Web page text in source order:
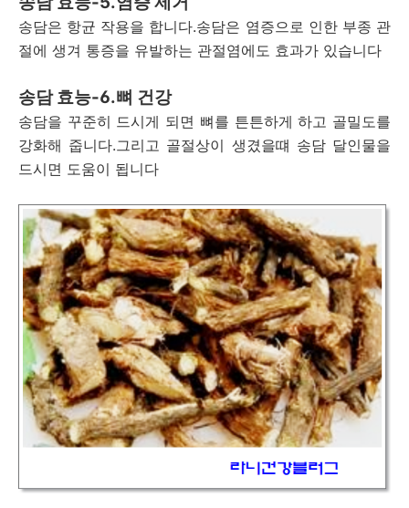
송담은 항균 작용을 합니다.송담은 염증으로 인한 부종 관
절에 생겨 통증을 유발하는 관절염에도 효과가 있습니다
송담 효능-6.뼈 건강
송담을 꾸준히 드시게 되면 뼈를 튼튼하게 하고 골밀도를
강화해 줍니다.그리고 골절상이 생겼을떄 송담 달인물을
드시면 도움이 됩니다